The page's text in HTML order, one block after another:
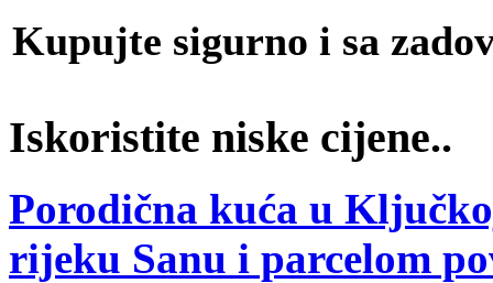
Kupujte sigurno i sa
Iskoristite niske cijene..
Porodična kuća u
rijeku Sanu i parcelom